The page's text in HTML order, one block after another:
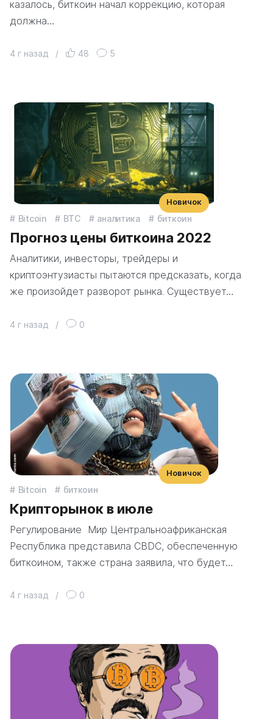
казалось, биткоин начал коррекцию, которая
должна…
4 г назад / 48 5
Bitcoin BTC аналитика биткоин
Прогноз цены биткоина 2022
Аналитики, инвесторы, трейдеры и
криптоэнтузиасты пытаются предсказать, когда
же произойдет разворот рынка. Существует…
4 г назад / 0
Новичок
Bitcoin биткоин
Крипторынок в июле
Регулирование Мир Центральноафриканская
Республика представила CBDC, обеспеченную
биткоином, также страна заявила, что будет…
4 г назад / 0
Новичок